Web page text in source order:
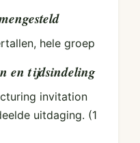
hele groep
en tijdsindeling
invitation
uitdaging. (1